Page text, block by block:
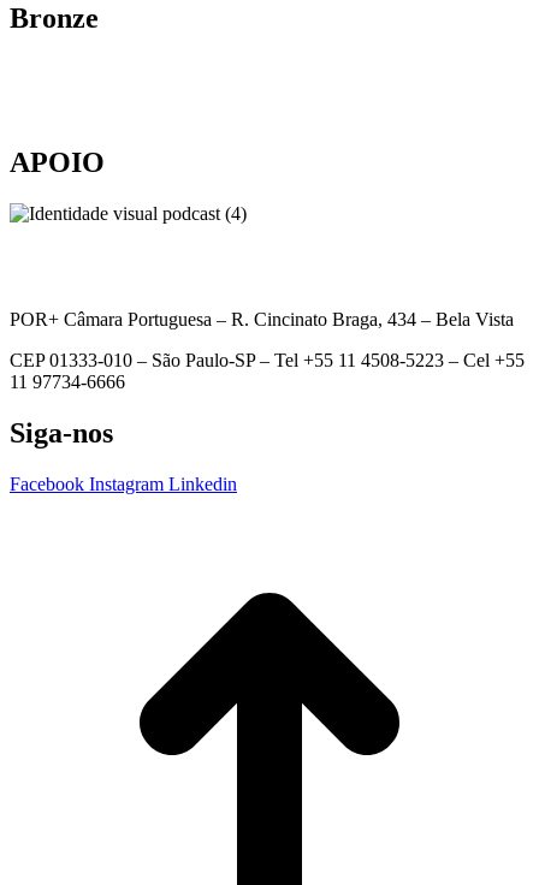
Bronze
APOIO
POR+ Câmara Portuguesa – R. Cincinato Braga, 434 – Bela Vista
CEP 01333-010 – São Paulo-SP – Tel +55 11 4508-5223 – Cel +55
11 97734-6666
Siga-nos
Facebook Instagram Linkedin